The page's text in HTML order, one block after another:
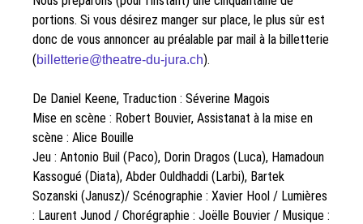
portions. Si vous désirez manger sur place, le plus sûr est
donc de vous annoncer au préalable par mail à la billetterie
(billetterie@theatre-du-jura.ch).
De Daniel Keene, Traduction : Séverine Magois
Mise en scène : Robert Bouvier, Assistanat à la mise en
scène : Alice Bouille
Jeu : Antonio Buil (Paco), Dorin Dragos (Luca), Hamadoun
Kassogué (Diata), Abder Ouldhaddi (Larbi), Bartek
Sozanski (Janusz)/ Scénographie : Xavier Hool / Lumières
: Laurent Junod / Chorégraphie : Joëlle Bouvier / Musique :